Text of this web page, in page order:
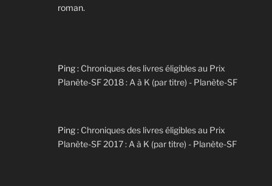
roman.
Ping : Chroniques des livres éligibles au Prix
Planète-SF 2018 : A à K (par titre) - Planète-SF
Ping : Chroniques des livres éligibles au Prix
Planète-SF 2017 : A à K (par titre) - Planète-SF